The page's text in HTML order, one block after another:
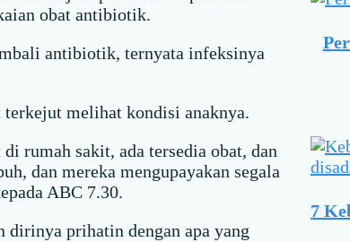
obat antibiotik.
antibiotik, ternyata infeksinya
terkejut melihat kondisi anaknya.
rumah sakit, ada tersedia obat, dan
dan mereka mengupayakan segala
ABC 7.30.
dirinya prihatin dengan apa yang
7